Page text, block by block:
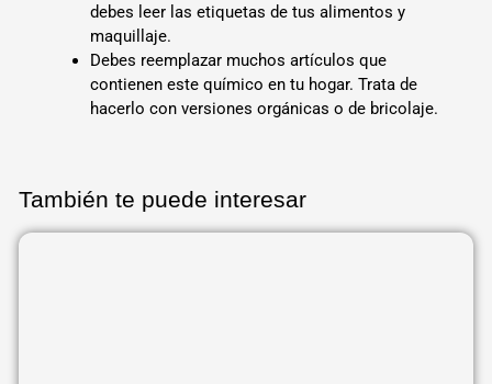
debes leer las etiquetas de tus alimentos y
maquillaje.
Debes reemplazar muchos artículos que
contienen este químico en tu hogar. Trata de
hacerlo con versiones orgánicas o de bricolaje.
También te puede interesar